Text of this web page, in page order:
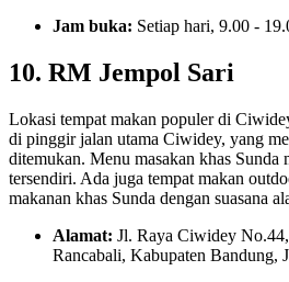
Jam buka: Setiap hari, 9.00 -
10. RM Jempol Sari
Lokasi tempat makan populer di
di pinggir jalan utama Ciwidey, yang
ditemukan. Menu masakan khas Sunda
tersendiri. Ada juga tempat makan
makanan khas Sunda dengan suasana
Alamat: Jl. Raya Ciwidey
Rancabali, Kabupaten Bandung,